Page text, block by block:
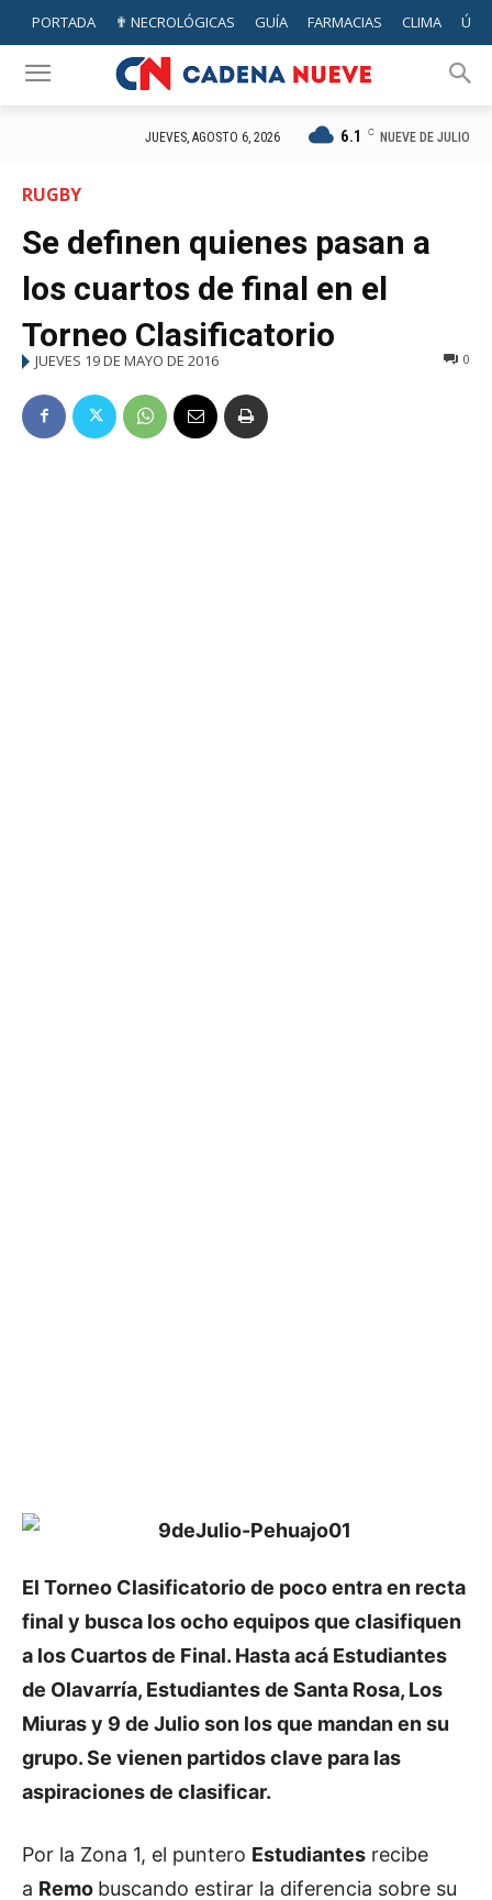
PORTADA ✟ NECROLÓGICAS GUÍA FARMACIAS CLIMA
JUEVES, AGOSTO 6, 2026 6.1 C NUEVE DE JULIO
RUGBY
Se definen quienes pasan a
los cuartos de final en el
Torneo Clasificatorio
JUEVES 19 DE MAYO DE 2016 0
El Torneo Clasificatorio de poco entra en recta
final y busca los ocho equipos que clasifiquen
a los Cuartos de Final. Hasta acá Estudiantes
de Olavarría, Estudiantes de Santa Rosa, Los
Miuras y 9 de Julio son los que mandan en su
grupo. Se vienen partidos clave para las
aspiraciones de clasificar.
Por la Zona 1, el puntero Estudiantes recibe
a Remo buscando estirar la diferencia sobre su